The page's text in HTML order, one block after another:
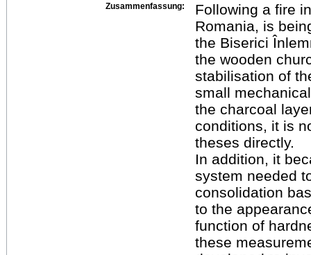
Zusammenfassung:
Following a fire
Romania, is
the Biserici
the wooden
stabilisation of
small
the charcoal
conditions, it is
theses directly.
In addition, it
system needed
consolidation
to the
function of
these